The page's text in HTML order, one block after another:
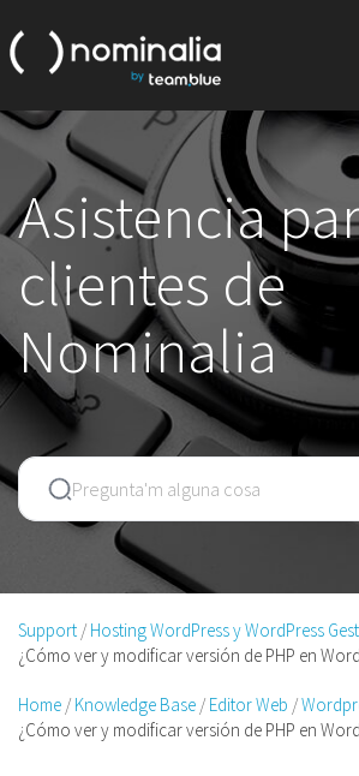
Asistencia
clientes de
Nominalia
Support
Hosting WordPress y WordPress
¿Cómo ver y modificar versión de PHP en
Home Knowledge Base Editor Web
¿Cómo ver y modificar versión de PHP en